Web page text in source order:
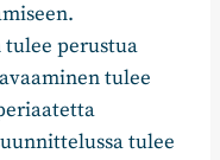
perustua
tulee
tulee